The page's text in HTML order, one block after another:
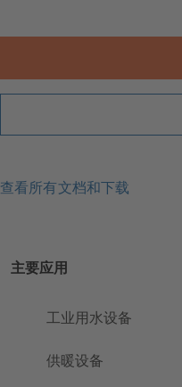
查看所有文档和下载
主要应用
工业用水设备
供暖设备